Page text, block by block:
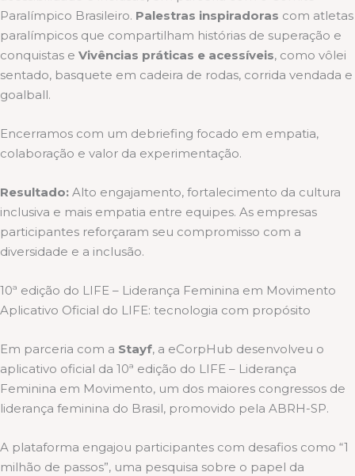
Paralímpico Brasileiro. Palestras inspiradoras com atletas
paralímpicos que compartilham histórias de superação e
conquistas e Vivências práticas e acessíveis, como vôlei
sentado, basquete em cadeira de rodas, corrida vendada e
goalball.
Encerramos com um debriefing focado em empatia,
colaboração e valor da experimentação.
Resultado: Alto engajamento, fortalecimento da cultura
inclusiva e mais empatia entre equipes. As empresas
participantes reforçaram seu compromisso com a
diversidade e a inclusão.
10ª edição do LIFE – Liderança Feminina em Movimento
Aplicativo Oficial do LIFE: tecnologia com propósito
Em parceria com a Stayf, a eCorpHub desenvolveu o
aplicativo oficial da 10ª edição do LIFE – Liderança
Feminina em Movimento, um dos maiores congressos de
liderança feminina do Brasil, promovido pela ABRH-SP.
A plataforma engajou participantes com desafios como “1
milhão de passos”, uma pesquisa sobre o papel da